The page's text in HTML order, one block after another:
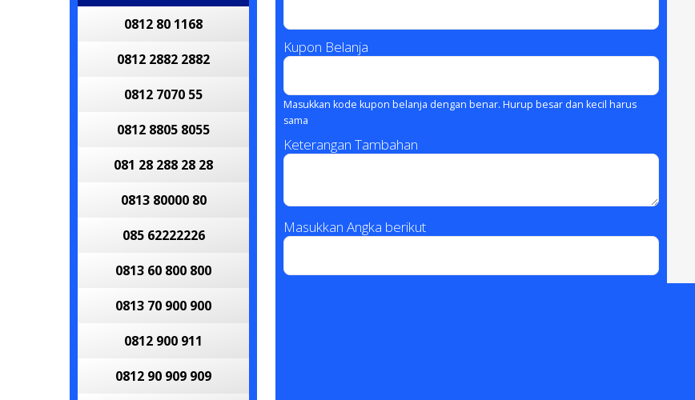
0812 80 1168
0812 2882 2882
0812 7070 55
0812 8805 8055
081 28 288 28 28
0813 80000 80
085 62222226
0813 60 800 800
0813 70 900 900
0812 900 911
0812 90 909 909
Kupon Belanja
Masukkan kode kupon belanja dengan benar. Hurup besar dan kecil harus
sama
Keterangan Tambahan
Masukkan Angka berikut